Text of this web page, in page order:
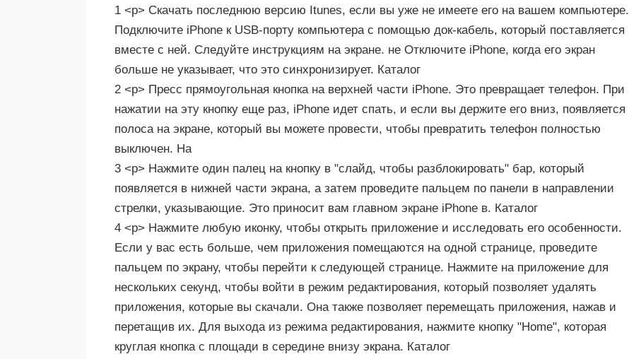
1 <р> Скачать последнюю версию Itunes, если вы уже не имеете его на вашем компьютере.
Подключите iPhone к USB-порту компьютера с помощью док-кабель, который поставляется
вместе с ней. Следуйте инструкциям на экране. не Отключите iPhone, когда его экран
больше не указывает, что это синхронизирует. Каталог
2 <р> Пресс прямоугольная кнопка на верхней части iPhone. Это превращает телефон. При
нажатии на эту кнопку еще раз, iPhone идет спать, и если вы держите его вниз, появляется
полоса на экране, который вы можете провести, чтобы превратить телефон полностью
выключен. На
3 <р> Нажмите один палец на кнопку в "слайд, чтобы разблокировать" бар, который
появляется в нижней части экрана, а затем проведите пальцем по панели в направлении
стрелки, указывающие. Это приносит вам главном экране iPhone в. Каталог
4 <р> Нажмите любую иконку, чтобы открыть приложение и исследовать его особенности.
Если у вас есть больше, чем приложения помещаются на одной странице, проведите
пальцем по экрану, чтобы перейти к следующей странице. Нажмите на приложение для
нескольких секунд, чтобы войти в режим редактирования, который позволяет удалять
приложения, которые вы скачали. Она также позволяет перемещать приложения, нажав и
перетащив их. Для выхода из режима редактирования, нажмите кнопку "Home", которая
круглая кнопка с площади в середине внизу экрана. Каталог